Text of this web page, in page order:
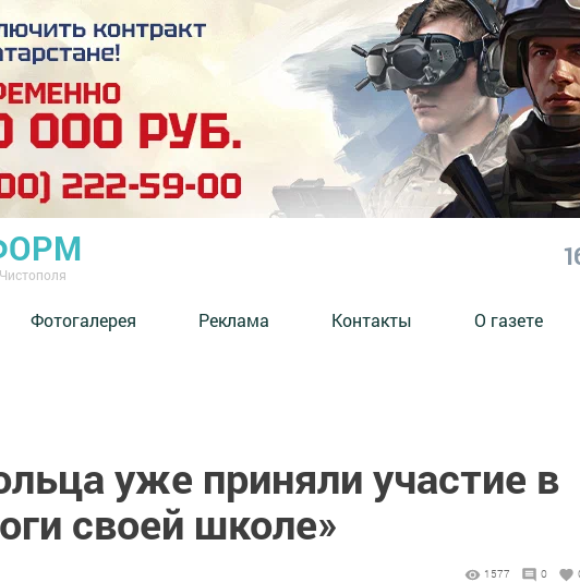
Фотогалерея Реклама Контакты О газете
уже приняли участие в
своей школе»
1577 0